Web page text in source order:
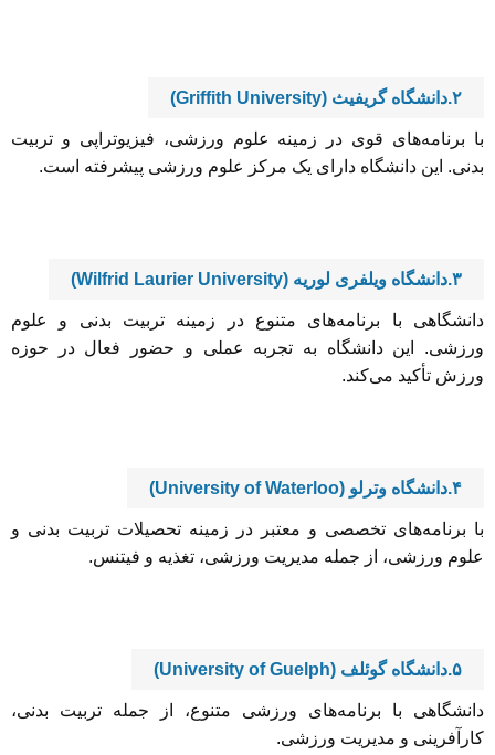
۲.دانشگاه گریفیث (Griffith University)
با برنامه‌های قوی در زمینه علوم ورزشی، فیزیوتراپی و تربیت
بدنی. این دانشگاه دارای یک مرکز علوم ورزشی پیشرفته است.
۳.دانشگاه ویلفری لوریه (Wilfrid Laurier University)
دانشگاهی با برنامه‌های متنوع در زمینه تربیت بدنی و علوم
ورزشی. این دانشگاه به تجربه عملی و حضور فعال در حوزه
ورزش تأکید می‌کند.
۴.دانشگاه وترلو (University of Waterloo)
با برنامه‌های تخصصی و معتبر در زمینه تحصیلات تربیت بدنی و
علوم ورزشی، از جمله مدیریت ورزشی، تغذیه و فیتنس.
۵.دانشگاه گوئلف (University of Guelph)
دانشگاهی با برنامه‌های ورزشی متنوع، از جمله تربیت بدنی،
کارآفرینی و مدیریت ورزشی.